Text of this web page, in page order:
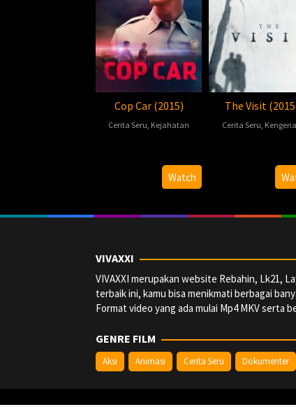
Cop Car (2015)
Cerita Seru, Kejahatan
Watts
Watch
The Visit
Cerita Seru,
Night
VIVAXXI
VIVAXXI merupakan website Rebahin, Lk21,
terbaik ini, kamu bisa menikmati berbagai
Format video yang ada mulai Mp4 MKV serta
GENRE FILM
Aksi Animasi Cerita Seru Dokumenter